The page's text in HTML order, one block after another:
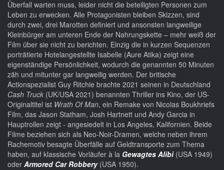
Überfall warten muss, leider nicht die beteiligten Personen zum
Leben zu erwecken. Alle Protagonisten bleiben Skizzen, sind
durch zwei, drei Marotten definiert und ansonsten langweilige
Kleinbürger am unteren Ende der Nahrungskette – mehr weiß der
Film über sie nicht zu berichten. Einzig die in kurzen Sequenzen
porträtierte Hotelangestellte Isabelle (Aure Atika) zeigt eine
eigenständige Persönlichkeit, wodurch die genannten 50 Minuten
zäh und mitunter gar langweilig werden. Der britische
Actionspezialist Guy Ritchie brachte 2021 seinen in Deutschland
Cash Truck (UK/USA 2021) benannten Thriller ins Kino, der US-
Originaltitel ist Wrath Of Man, ein Remake von Nicolas Boukhriefs
Film, das Jason Statham, Josh Hartnett und Andy Garcia in
Hauptrollen zeigt - angesiedelt in Los Angeles, Kalifornien. Beide
Filme beziehen sich als Neo-Noir-Dramen, welche neben ihrem
Rachemotiv besagte Überfälle auf Geldtransporte zum Thema
haben, auf klassische Vorläufer à la Gewagtes Alibi(USA 1949)
oder Armored Car Robbery(USA 1950).